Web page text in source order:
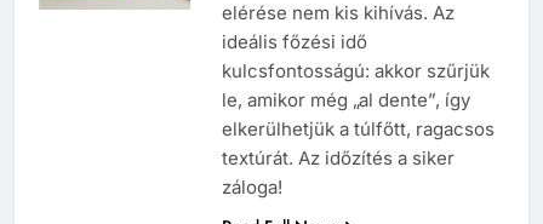
elérése nem kis kihívás. Az
ideális főzési idő
kulcsfontosságú: akkor szűrjük
le, amikor még „al dente”, így
elkerülhetjük a túlfőtt, ragacsos
textúrát. Az időzítés a siker
záloga!